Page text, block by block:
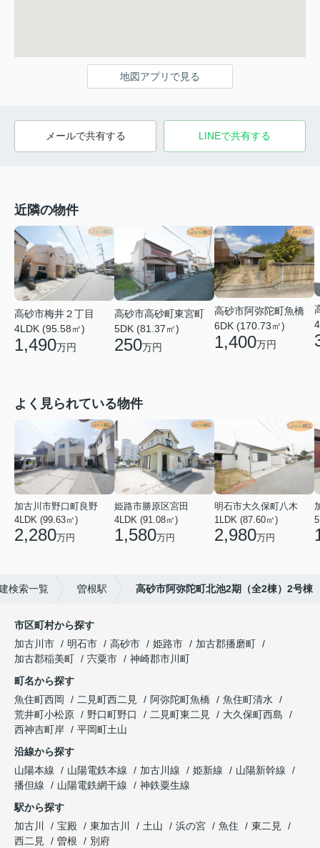
地図アプリで見る
メールで共有する LINEで共有する
近隣の物件
高砂市梅井２丁目
4LDK (95.58㎡)
1,490万円
高砂市高砂町東宮町
5DK (81.37㎡)
250万円
高砂市阿弥陀町魚橋
6DK (170.73㎡)
1,400万円
よく見られている物件
加古川市野口町良野
4LDK (99.63㎡)
2,280万円
姫路市勝原区宮田
4LDK (91.08㎡)
1,580万円
明石市大久保町八木
1LDK (87.60㎡)
2,980万円
検索一覧 曽根駅 高砂市阿弥陀町北池2期（全2棟）2号棟
市区町村から探す
加古川市
明石市 高砂市 姫路市
加古郡播磨町
加古郡稲美町
宍粟市
神崎郡市川町
町名から探す
魚住町西岡
二見町西二見 阿弥陀町魚橋
魚住町清水
荒井町小松原
野口町野口 二見町東二見
大久保町西島
西神吉町岸
平岡町土山
沿線から探す
山陽本線
山陽電鉄本線 加古川線 姫新線
山陽新幹線
播但線
山陽電鉄網干線
神鉄粟生線
駅から探す
加古川
宝殿 東加古川 土山 浜の宮 魚住
東二見
西二見
曽根 別府